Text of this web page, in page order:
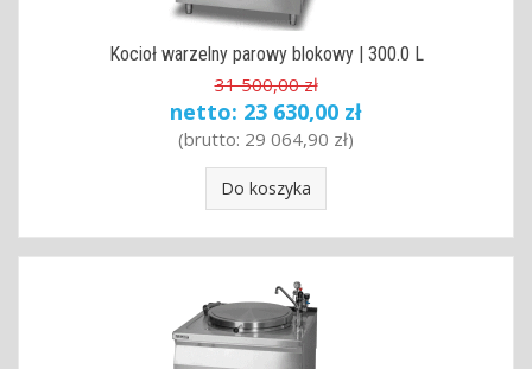
Kocioł warzelny parowy blokowy | 300.0 L
31 500,00 zł
netto: 23 630,00 zł
(brutto: 29 064,90 zł)
Do koszyka